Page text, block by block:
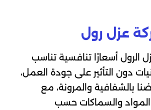
عزل رول
الرول أسعارًا تنافسية تناسب
دون التأثير على جودة العمل،
بالشفافية والمرونة، مع
المواد والسماكات حسب